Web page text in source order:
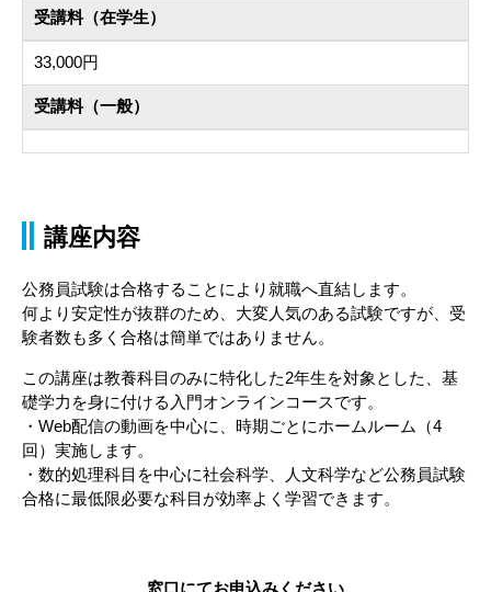
受講料（在学生）
33,000円
受講料（一般）
講座内容
公務員試験は合格することにより就職へ直結します。
何より安定性が抜群のため、大変人気のある試験ですが、受
験者数も多く合格は簡単ではありません。
この講座は教養科目のみに特化した2年生を対象とした、基
礎学力を身に付ける入門オンラインコースです。
・Web配信の動画を中心に、時期ごとにホームルーム（4
回）実施します。
・数的処理科目を中心に社会科学、人文科学など公務員試験
合格に最低限必要な科目が効率よく学習できます。
窓口にてお申込みください